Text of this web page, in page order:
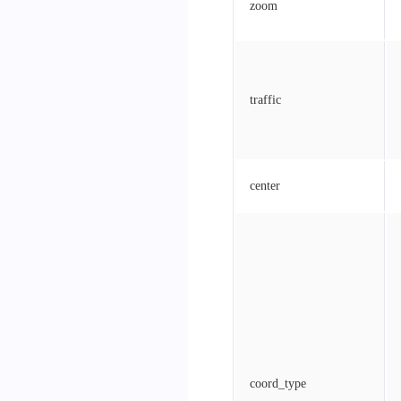
zoom
traffic
center
coord_type